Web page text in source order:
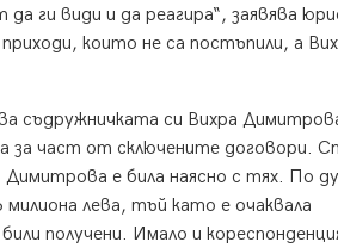
ги види и да реагира“, заявява
които не са постъпили, а
съдружничката си Вихра
за част от сключените договори.
е била наясно с тях. По
лева, тъй като е очаквала
получени. Имало и